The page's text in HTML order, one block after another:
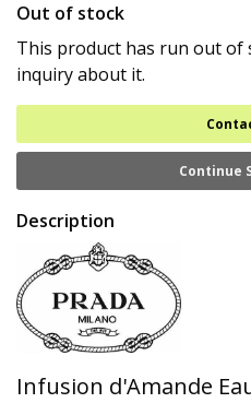
Out of stock
This product has run out of
inquiry about it.
Continue
Description
Infusion d'Amande